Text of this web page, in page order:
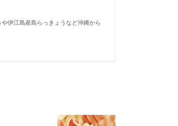
伊江島産島らっきょうなど沖縄から